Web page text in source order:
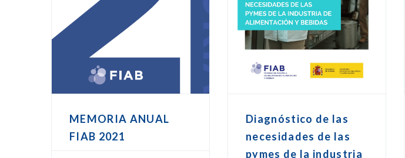
MEMORIA ANUAL
FIAB 2021
Diagnóstico de las
necesidades de las
pymes de la industria